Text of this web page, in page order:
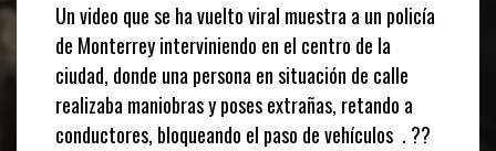
Un video que se ha vuelto viral muestra a un policía
de Monterrey interviniendo en el centro de la
ciudad, donde una persona en situación de calle
realizaba maniobras y poses extrañas, retando a
conductores, bloqueando el paso de vehículos . ??